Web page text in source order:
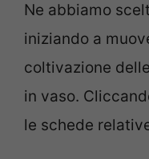
Ne abbiamo
iniziando a
coltivazione
in vaso.
le schede